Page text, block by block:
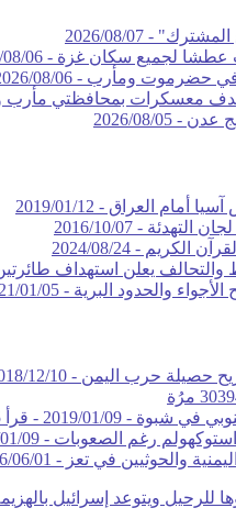
المشترك" - 2026/08/07
عطشا لجميع سكان غزة - 08/06
في حضرموت ومأرب - 08/06
معسكرات بمحافظتي
عدن - 2026/08/05
آسيا أمام العراق - 2019/01/12
التهدئة - 2016/10/07
الكريم - 2024/08/24
يعلن استهداف
والحدود البرية - 01/05
12/10
في شبوة - 2019/01/09
- قرأ 27105 مرُة
رغم الصعوبات - 09
والحوثيين في تعز - 06/01
للرحيل ويتوعد إسرائيل